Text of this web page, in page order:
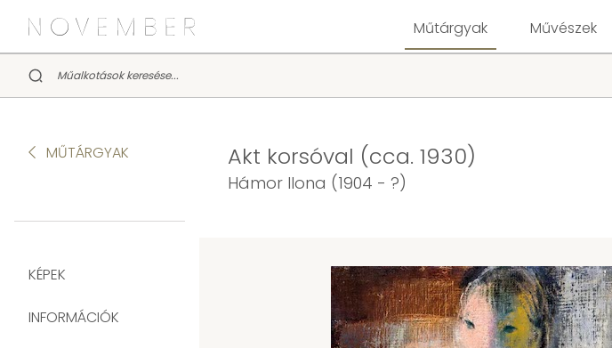
Műtárgyak Művészek
MŰTÁRGYAK
KÉPEK
INFORMÁCIÓK
Akt korsóval (cca. 1930)
Hámor Ilona (1904 - ?)